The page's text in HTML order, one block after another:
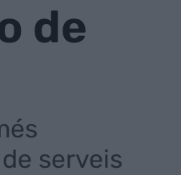
de
serveis